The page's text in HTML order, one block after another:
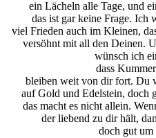
ein Lächeln alle Tage, und
das ist gar keine Frage. Ich
viel Frieden auch im Kleinen,
versöhnt mit all den Deinen.
wünsch ich
dass
bleiben weit von dir fort. Du
auf Gold und Edelstein, doch
das macht es nicht allein.
der liebend zu dir hält,
doch gut um